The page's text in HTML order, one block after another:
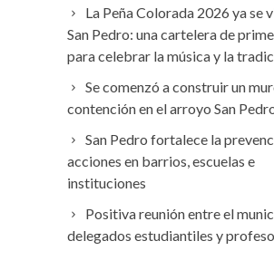
La Peña Colorada 2026 ya se
San Pedro: una cartelera de
para celebrar la música y la
Se comenzó a construir un
contención en el arroyo San
San Pedro fortalece la
acciones en barrios, escuelas e
instituciones
Positiva reunión entre el
delegados estudiantiles y